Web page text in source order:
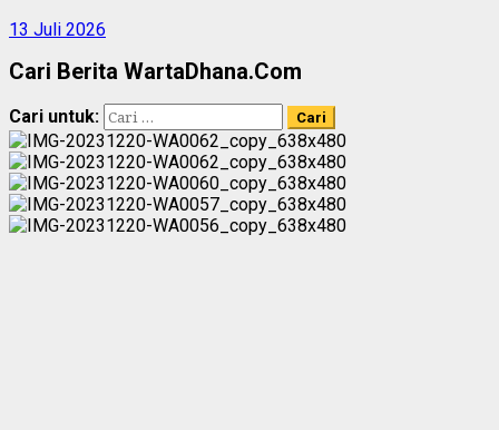
13 Juli 2026
Cari Berita WartaDhana.Com
Cari untuk: